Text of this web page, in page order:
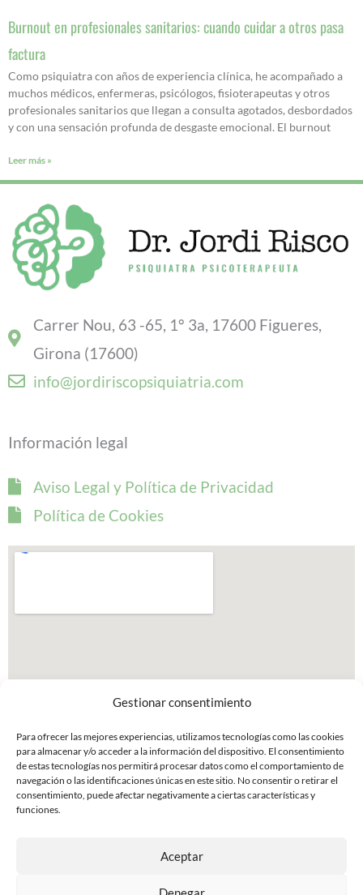
Gestionar consentimiento
Para ofrecer las mejores experiencias, utilizamos tecnologías como las cookies
para almacenar y/o acceder a la información del dispositivo. El consentimiento
de estas tecnologías nos permitirá procesar datos como el comportamiento de
navegación o las identificaciones únicas en este sitio. No consentir o retirar el
consentimiento, puede afectar negativamente a ciertas características y
funciones.
Aceptar
Burnout en profesionales sanitarios: cuando cuidar a otros pasa
factura
Como psiquiatra con años de experiencia clínica, he acompañado a
muchos médicos, enfermeras, psicólogos, fisioterapeutas y otros
profesionales sanitarios que llegan a consulta agotados, desbordados
y con una sensación profunda de desgaste emocional. El burnout
Leer más »
Carrer Nou, 63 -65, 1° 3a, 17600 Figueres,
Girona (17600)
info@jordiriscopsiquiatria.com
Información legal
Aviso Legal y Política de Privacidad
Política de Cookies